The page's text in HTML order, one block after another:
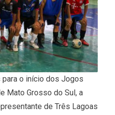
o início dos Jogos
Mato Grosso do Sul, a
de Três Lagoas